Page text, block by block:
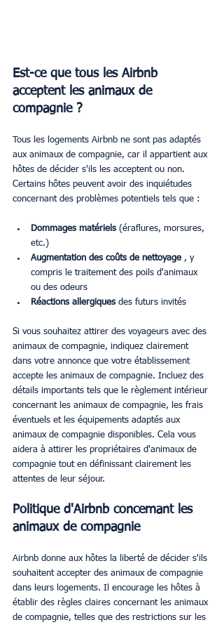
Est-ce que tous les Airbnb
acceptent les animaux de
compagnie ?
Tous les logements Airbnb ne sont pas adaptés
aux animaux de compagnie, car il appartient aux
hôtes de décider s'ils les acceptent ou non.
Certains hôtes peuvent avoir des inquiétudes
concernant des problèmes potentiels tels que :
Dommages matériels (éraflures, morsures,
etc.)
Augmentation des coûts de nettoyage , y
compris le traitement des poils d'animaux
ou des odeurs
Réactions allergiques des futurs invités
Si vous souhaitez attirer des voyageurs avec des
animaux de compagnie, indiquez clairement
dans votre annonce que votre établissement
accepte les animaux de compagnie. Incluez des
détails importants tels que le règlement intérieur
concernant les animaux de compagnie, les frais
éventuels et les équipements adaptés aux
animaux de compagnie disponibles. Cela vous
aidera à attirer les propriétaires d'animaux de
compagnie tout en définissant clairement les
attentes de leur séjour.
Politique d'Airbnb concernant les
animaux de compagnie
Airbnb donne aux hôtes la liberté de décider s'ils
souhaitent accepter des animaux de compagnie
dans leurs logements. Il encourage les hôtes à
établir des règles claires concernant les animaux
de compagnie, telles que des restrictions sur les